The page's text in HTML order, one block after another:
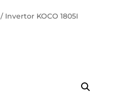
/ Invertor KOCO 1805I